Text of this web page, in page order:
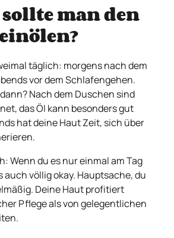
man den
täglich: morgens nach dem
vor dem Schlafengehen.
Nach dem Duschen sind
das Öl kann besonders gut
hat deine Haut Zeit, sich über
Wenn du es nur einmal am Tag
auch völlig okay. Hauptsache, du
Deine Haut profitiert
Pflege als von gelegentlichen